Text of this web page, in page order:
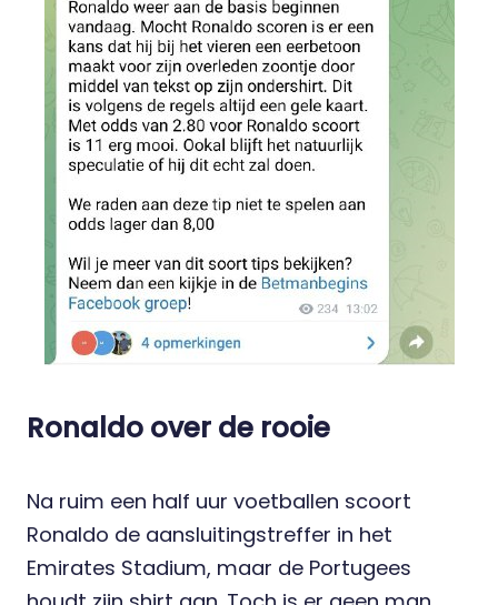
Ronaldo over de rooie
Na ruim een half uur voetballen scoort
Ronaldo de aansluitingstreffer in het
Emirates Stadium, maar de Portugees